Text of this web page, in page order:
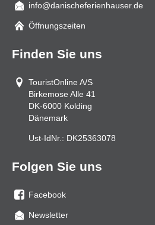
Mail
info@danischeferienhauser.de
Öffnungszeiten
Finden Sie uns
TouristOnline A/S
Birkemose Alle 41
DK-6000 Kolding
Dänemark
Ust-IdNr.: DK25363078
Folgen Sie uns
Sie
Facebook
Newsletter